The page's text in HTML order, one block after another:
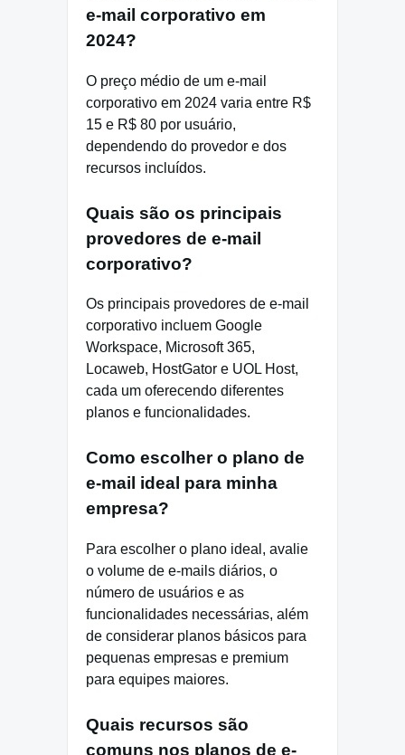
e-mail corporativo em
2024?
O preço médio de um e-mail
corporativo em 2024 varia entre R$
15 e R$ 80 por usuário,
dependendo do provedor e dos
recursos incluídos.
Quais são os principais
provedores de e-mail
corporativo?
Os principais provedores de e-mail
corporativo incluem Google
Workspace, Microsoft 365,
Locaweb, HostGator e UOL Host,
cada um oferecendo diferentes
planos e funcionalidades.
Como escolher o plano de
e-mail ideal para minha
empresa?
Para escolher o plano ideal, avalie
o volume de e-mails diários, o
número de usuários e as
funcionalidades necessárias, além
de considerar planos básicos para
pequenas empresas e premium
para equipes maiores.
Quais recursos são
comuns nos planos de e-